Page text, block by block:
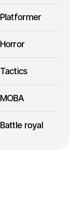
Platformer
Horror
Tactics
MOBA
Battle royal